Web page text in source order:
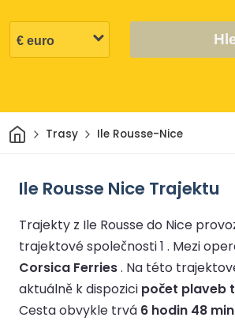
Domov
Trasy Ile Rousse-Nice
Ile Rousse Nice Trajektu
Trajekty z Ile Rousse do Nice
trajektové společnosti 1 . Mezi
Corsica Ferries. Na této
aktuálně k dispozici počet plaveb
Cesta obvykle trvá 6 hodin 48